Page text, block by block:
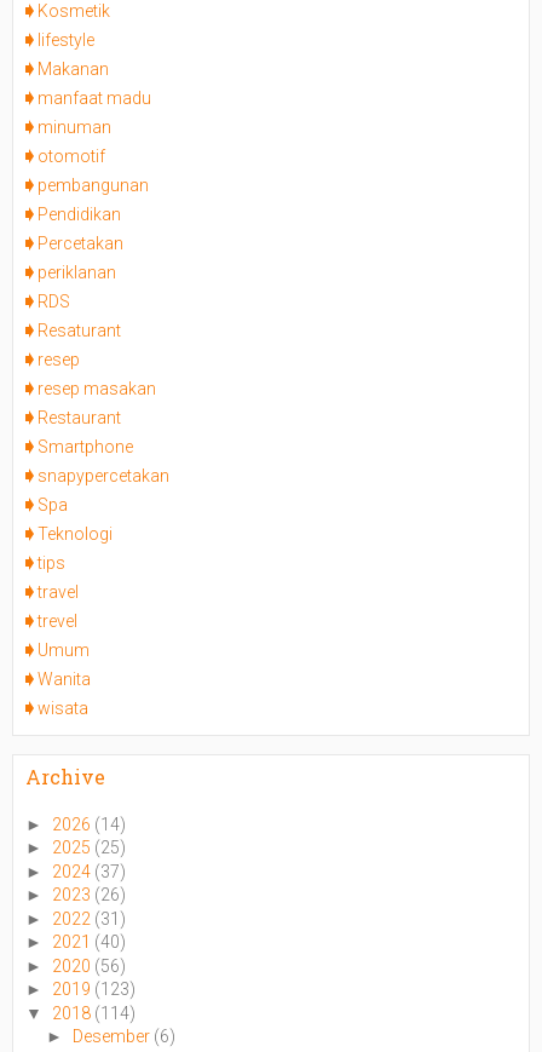
Kosmetik
lifestyle
Makanan
manfaat madu
minuman
otomotif
pembangunan
Pendidikan
Percetakan
periklanan
RDS
Resaturant
resep
resep masakan
Restaurant
Smartphone
snapypercetakan
Spa
Teknologi
tips
travel
trevel
Umum
Wanita
wisata
Archive
► 2026 (14)
► 2025 (25)
► 2024 (37)
► 2023 (26)
► 2022 (31)
► 2021 (40)
► 2020 (56)
► 2019 (123)
▼ 2018 (114)
► Desember (6)